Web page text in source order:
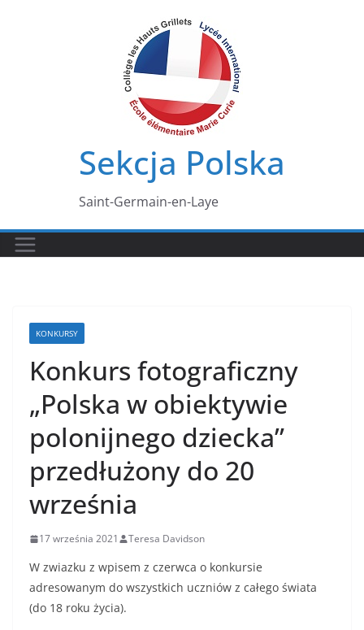
Sekcja Polska
Saint-Germain-en-Laye
KONKURSY
Konkurs fotograficzny
„Polska w obiektywie
polonijnego dziecka”
przedłużony do 20
września
17 września 2021 Teresa Davidson
W zwiazku z wpisem z czerwca o konkursie
adresowanym do wszystkich uczniów z całego świata
(do 18 roku życia).